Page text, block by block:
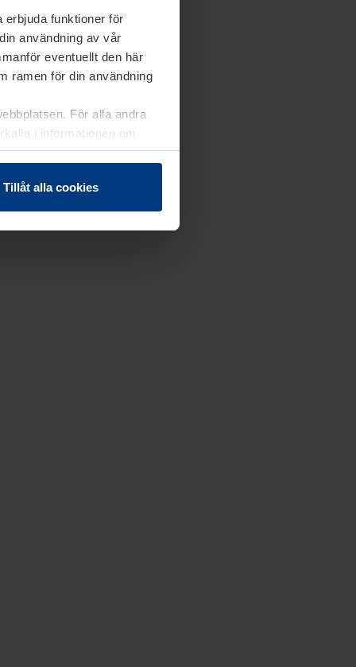
erbjuda funktioner för
användning av vår
eventuellt den här
ramen för din användning
För alla andra
i informationen om
Tillåt alla cookies